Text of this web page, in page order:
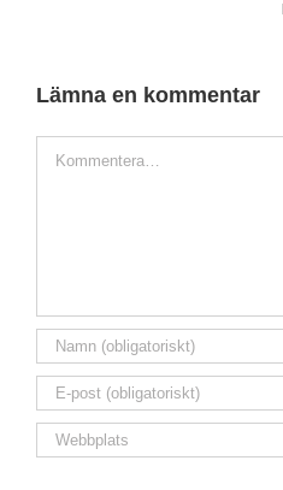
Lämna en kommentar